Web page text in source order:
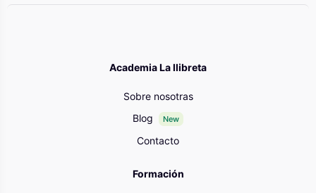
Academia La llibreta
Sobre nosotras
Blog
New
Contacto
Formación